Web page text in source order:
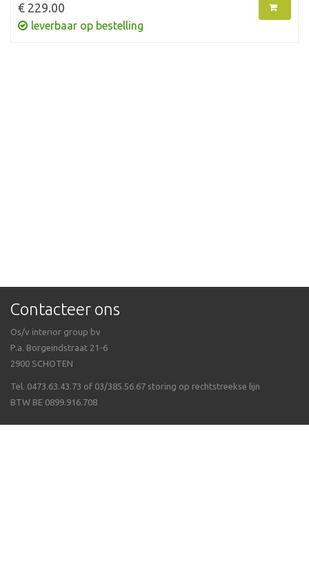
€ 229.00
leverbaar op bestelling
Contacteer ons
Os/v interior group bv
P.a. Borgeindstraat 21-6
2900 SCHOTEN
Tel. 0473.63.43.73 of 03/385.56.67 storing op rechtstreekse lijn
BTW BE 0899.916.708